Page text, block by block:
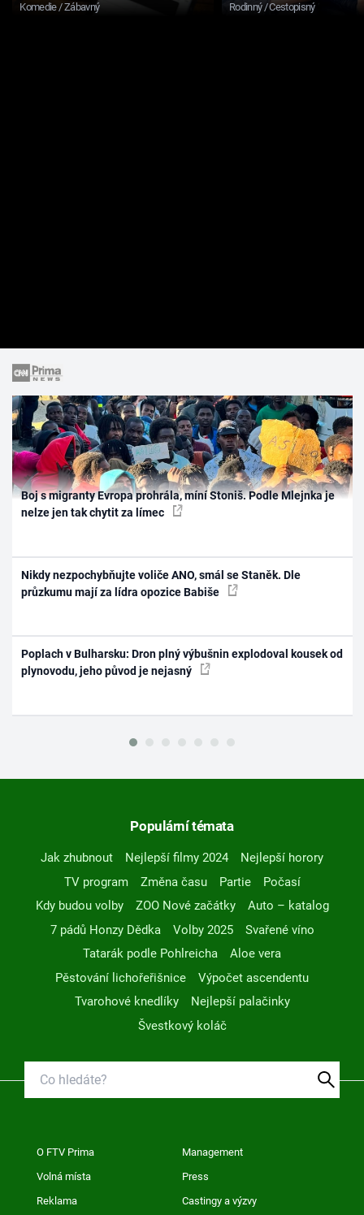
Komedie / Zábavný Rodinný / Cestopisný
Boj s migranty Evropa prohrála, míní Stoniš. Podle Mlejnka je
nelze jen tak chytit za límec
Nikdy nezpochybňujte voliče ANO, smál se Staněk. Dle
průzkumu mají za lídra opozice Babiše
Poplach v Bulharsku: Dron plný výbušnin explodoval kousek od
plynovodu, jeho původ je nejasný
Populární témata
Jak zhubnout Nejlepší filmy 2024
Nejlepší horory
TV program
Změna času Partie
Počasí
Kdy budou volby
ZOO Nové začátky
Auto – katalog
7 pádů Honzy Dědka
Volby 2025
Svařené víno
Tatarák podle Pohlreicha
Aloe vera
Pěstování lichořeřišnice
Výpočet ascendentu
Tvarohové knedlíky
Nejlepší palačinky
Švestkový koláč
O FTV Prima Management
Volná místa Press
Reklama Castingy a výzvy